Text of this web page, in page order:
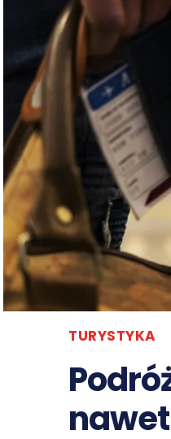
TURYSTYKA